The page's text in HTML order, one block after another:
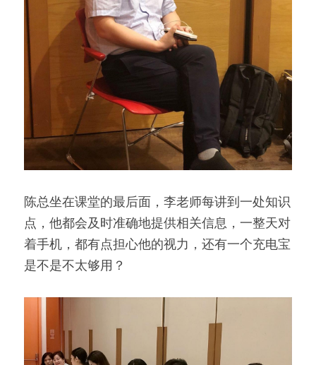
陈总坐在课堂的最后面，李老师每讲到一处知识
点，他都会及时准确地提供相关信息，一整天对
着手机，都有点担心他的视力，还有一个充电宝
是不是不太够用？